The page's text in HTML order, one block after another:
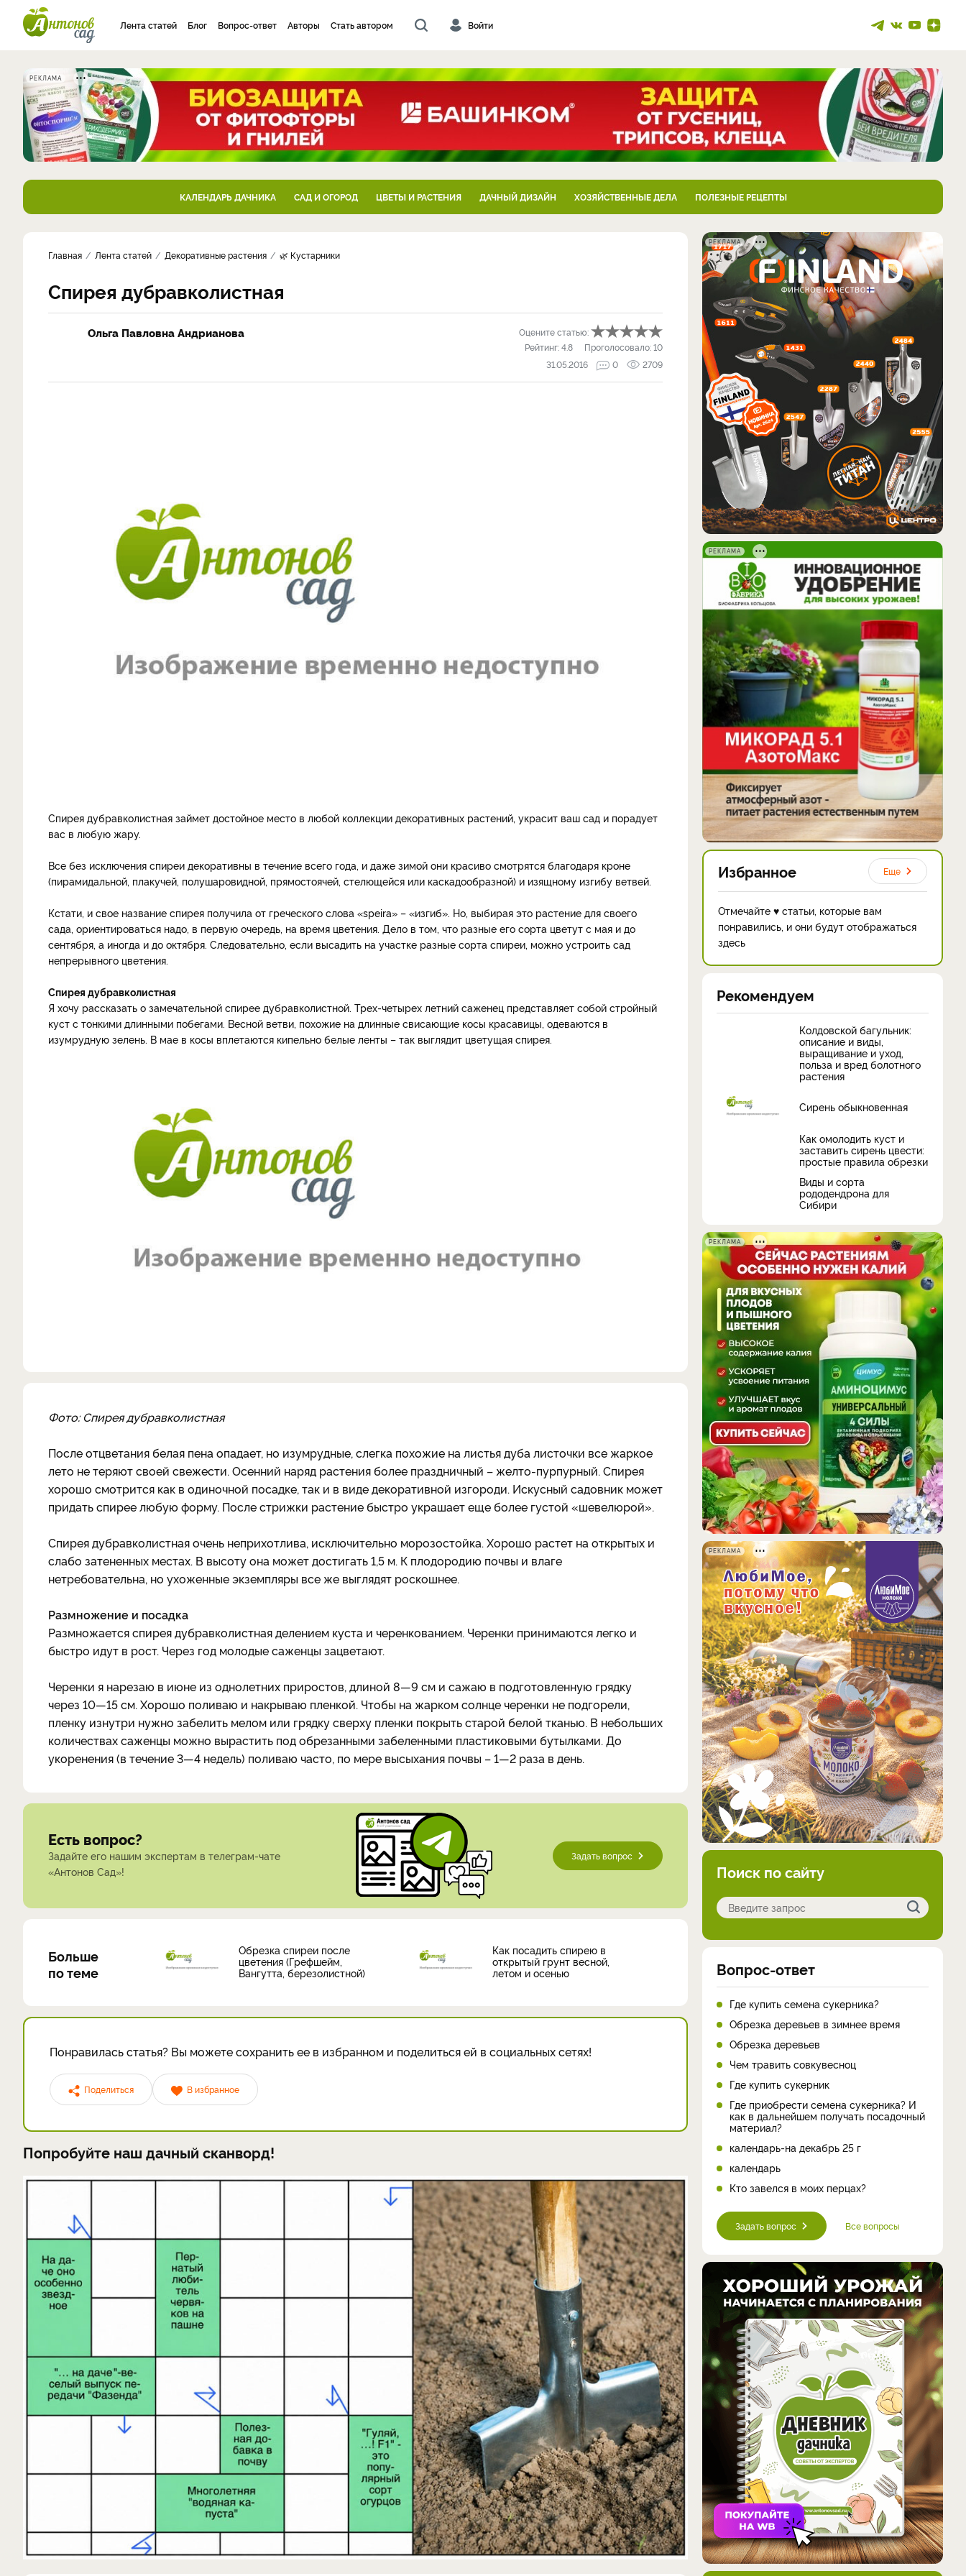
Лента статей Блог Вопрос-ответ Авторы Стать автором Войти
РЕКЛАМА
КАЛЕНДАРЬ ДАЧНИКА САД И ОГОРОД ЦВЕТЫ И РАСТЕНИЯ ДАЧНЫЙ ДИЗАЙН ХОЗЯЙСТВЕННЫЕ ДЕЛА ПОЛЕЗНЫЕ РЕЦЕПТЫ
Главная Лента статей Декоративные растения 🌿 Кустарники
Спирея дубравколистная
Ольга Павловна Андрианова
Оцените статью:
Рейтинг:4.8 Проголосовало:10
31.05.2016
0 2709
Спирея дубравколистная займет достойное место в любой коллекции декоративных растений, украсит ваш сад и порадует
вас в любую жару.
Все без исключения спиреи декоративны в течение всего года, и даже зимой они красиво смотрятся благодаря кроне
(пирамидальной, плакучей, полушаровидной, прямостоячей, стелющейся или каскадообразной) и изящному изгибу ветвей.
Кстати, и свое название спирея получила от греческого слова «speira» – «изгиб». Но, выбирая это растение для своего
сада, ориентироваться надо, в первую очередь, на время цветения. Дело в том, что разные его сорта цветут с мая и до
сентября, а иногда и до октября. Следовательно, если высадить на участке разные сорта спиреи, можно устроить сад
непрерывного цветения.
Спирея дубравколистная
Я хочу рассказать о замечательной спирее дубравколистной. Трех-четырех летний саженец представляет собой стройный
куст с тонкими длинными побегами. Весной ветви, похожие на длинные свисающие косы красавицы, одеваются в
изумрудную зелень. В мае в косы вплетаются кипельно белые ленты – так выглядит цветущая спирея.
Фото: Спирея дубравколистная
После отцветания белая пена опадает, но изумрудные, слегка похожие на листья дуба листочки все жаркое
лето не теряют своей свежести. Осенний наряд растения более праздничный – желто-пурпурный. Спирея
хорошо смотрится как в одиночной посадке, так и в виде декоративной изгороди. Искусный садовник может
придать спирее любую форму. После стрижки растение быстро украшает еще более густой «шевелюрой».
Спирея дубравколистная очень неприхотлива, исключительно морозостойка. Хорошо растет на открытых и
слабо затененных местах. В высоту она может достигать 1,5 м. К плодородию почвы и влаге
нетребовательна, но ухоженные экземпляры все же выглядят роскошнее.
Размножение и посадка
Размножается спирея дубравколистная делением куста и черенкованием. Черенки принимаются легко и
быстро идут в рост. Через год молодые саженцы зацветают.
Черенки я нарезаю в июне из однолетних приростов, длиной 8—9 см и сажаю в подготовленную грядку
через 10—15 см. Хорошо поливаю и накрываю пленкой. Чтобы на жарком солнце черенки не подгорели,
пленку изнутри нужно забелить мелом или грядку сверху пленки покрыть старой белой тканью. В небольших
количествах саженцы можно вырастить под обрезанными забеленными пластиковыми бутылками. До
укоренения (в течение 3—4 недель) поливаю часто, по мере высыхания почвы – 1—2 раза в день.
Есть вопрос?
Задайте его нашим экспертам в телеграм-чате
«Антонов Сад»!
Задать вопрос
Больше
по теме
Обрезка спиреи после
цветения (Грефшейм,
Вангутта, березолистной)
Как посадить спирею в
открытый грунт весной,
летом и осенью
Понравилась статья? Вы можете сохранить ее в избранном и поделиться ей в социальных сетях!
Поделиться В избранное
Попробуйте наш дачный сканворд!
РЕКЛАМА
РЕКЛАМА
Избранное Еще
Отмечайте ♥ статьи, которые вам
понравились, и они будут отображаться
здесь
Рекомендуем
Колдовской багульник:
описание и виды,
выращивание и уход,
польза и вред болотного
растения
Сирень обыкновенная
Как омолодить куст и
заставить сирень цвести:
простые правила обрезки
Виды и сорта
рододендрона для
Сибири
РЕКЛАМА
РЕКЛАМА
Поиск по сайту
Вопрос-ответ
Где купить семена сукерника?
Обрезка деревьев в зимнее время
Обрезка деревьев
Чем травить совкувесноц
Где купить сукерник
Где приобрести семена сукерника? И
как в дальнейшем получать посадочный
материал?
календарь-на декабрь 25 г
календарь
Кто завелся в моих перцах?
Задать вопрос Все вопросы